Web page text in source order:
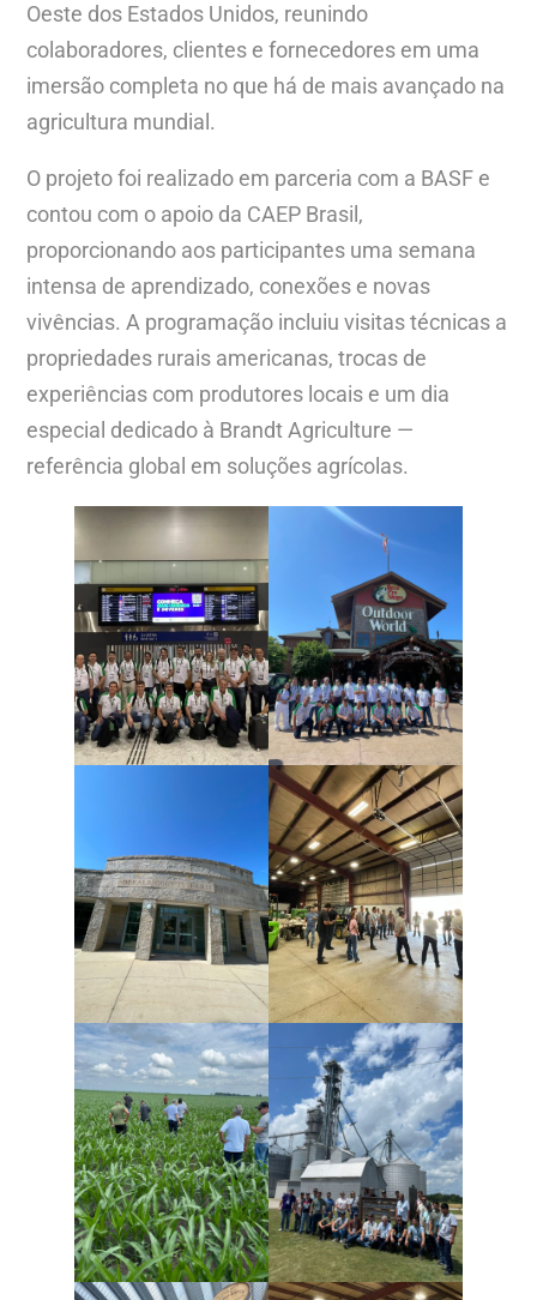
Oeste dos Estados Unidos, reunindo
colaboradores, clientes e fornecedores em uma
imersão completa no que há de mais avançado na
agricultura mundial.
O projeto foi realizado em parceria com a BASF e
contou com o apoio da CAEP Brasil,
proporcionando aos participantes uma semana
intensa de aprendizado, conexões e novas
vivências. A programação incluiu visitas técnicas a
propriedades rurais americanas, trocas de
experiências com produtores locais e um dia
especial dedicado à Brandt Agriculture —
referência global em soluções agrícolas.